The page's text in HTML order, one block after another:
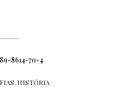
8614-70-4
, HISTÓRIA